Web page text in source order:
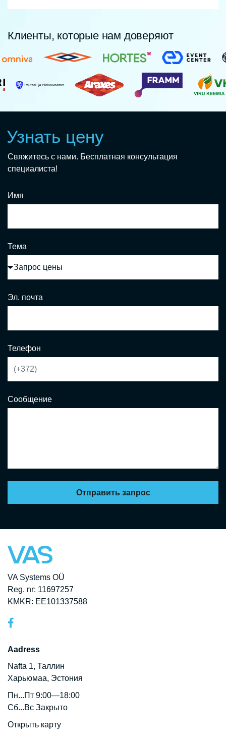
Клиенты, которые нам доверяют
Узнать цену
Свяжитесь с нами. Бесплатная консультация
специалиста!
Имя
Тема
Эл. почта
Телефон
Сообщение
Отправить запрос
VA Systems OÜ
Reg. nr: 11697257
KMKR: EE101337588
Aadress
Nafta 1, Таллин
Харьюмаа, Эстония
Пн...Пт 9:00—18:00
Сб...Вс Закрыто
Открыть карту